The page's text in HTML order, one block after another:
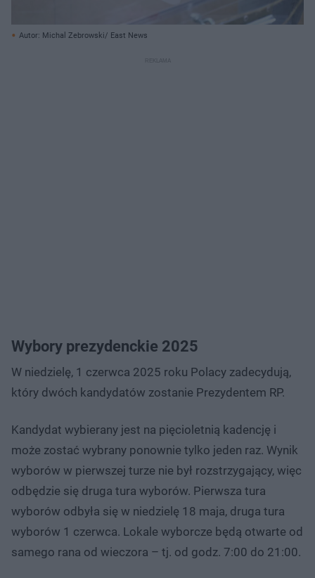
Autor: Michal Zebrowski/ East News
Wybory prezydenckie 2025
W niedzielę, 1 czerwca 2025 roku Polacy zadecydują,
który dwóch kandydatów zostanie Prezydentem RP.
Kandydat wybierany jest na pięcioletnią kadencję i
może zostać wybrany ponownie tylko jeden raz. Wynik
wyborów w pierwszej turze nie był rozstrzygający, więc
odbędzie się druga tura wyborów. Pierwsza tura
wyborów odbyła się w niedzielę 18 maja, druga tura
wyborów 1 czerwca. Lokale wyborcze będą otwarte od
samego rana od wieczora – tj. od godz. 7:00 do 21:00.